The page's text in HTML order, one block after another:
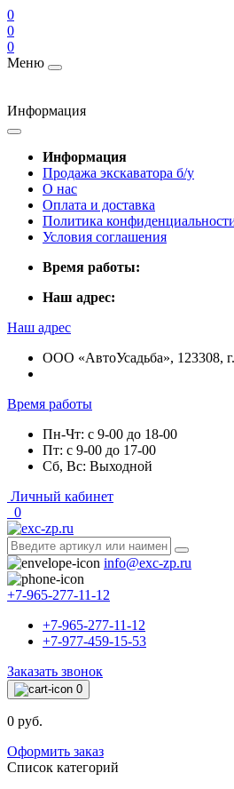
0
0
0
Меню
Информация
Информация
Продажа экскаватора б/у
О нас
Оплата и доставка
Политика
Условия соглашения
Время работы:
Наш адрес:
Наш адрес
ООО «АвтоУсадьба», 123308,
Время работы
Пн-Чт: с 9-00 до 18-00
Пт: с 9-00 до 17-00
Сб, Вс: Выходной
Личный кабинет
0
info@exc-zp.ru
+7-965-277-11-12
+7-965-277-11-12
+7-977-459-15-53
Заказать звонок
0
0 руб.
Оформить заказ
Список категорий